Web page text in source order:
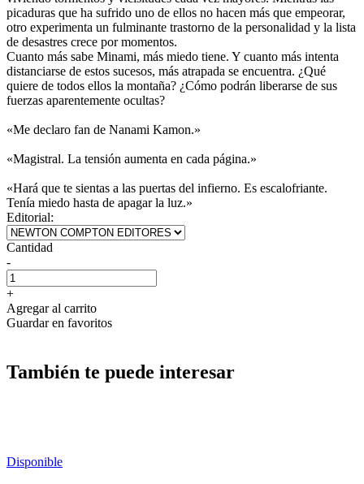
picaduras que ha sufrido uno de ellos no hacen más que empeorar,
otro experimenta un fulminante trastorno de la personalidad y la lista
de desastres crece por momentos.
Cuanto más sabe Minami, más miedo tiene. Y cuanto más intenta
distanciarse de estos sucesos, más atrapada se encuentra. ¿Qué
quiere de todos ellos la montaña? ¿Cómo podrán liberarse de sus
fuerzas aparentemente ocultas?
«Me declaro fan de Nanami Kamon.»
«Magistral. La tensión aumenta en cada página.»
«Hará que te sientas a las puertas del infierno. Es escalofriante.
Tenía miedo hasta de apagar la luz.»
Editorial:
Cantidad
-
+
Agregar al carrito
Guardar en favoritos
También te puede interesar
Disponible